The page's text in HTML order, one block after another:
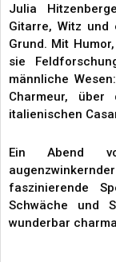
Julia
Gitarre, Witz
Grund. Mit
sie
männliche
Charmeur, über
italienischen
Ein Abend
faszinierende
Schwäche und
wunderbar